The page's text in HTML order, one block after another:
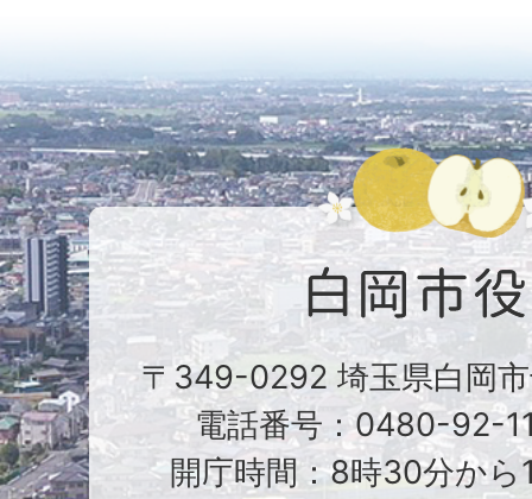
〒349-0292 埼玉県白岡
電話番号：0480-92-
開庁時間：8時30分から